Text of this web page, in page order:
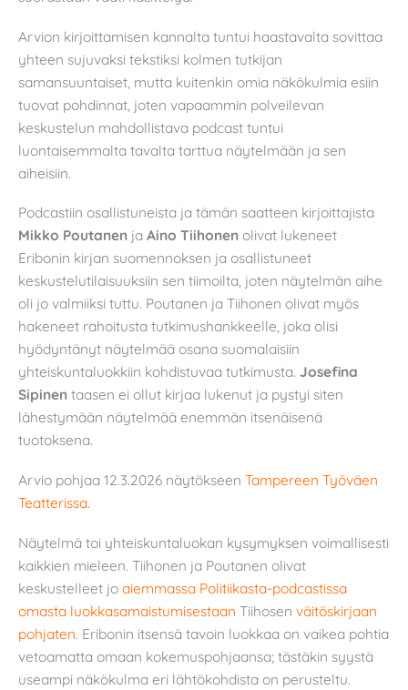
Arvion kirjoittamisen kannalta tuntui haastavalta sovittaa
yhteen sujuvaksi tekstiksi kolmen tutkijan
samansuuntaiset, mutta kuitenkin omia näkökulmia esiin
tuovat pohdinnat, joten vapaammin polveilevan
keskustelun mahdollistava podcast tuntui
luontaisemmalta tavalta tarttua näytelmään ja sen
aiheisiin.
Podcastiin osallistuneista ja tämän saatteen kirjoittajista
Mikko Poutanen ja Aino Tiihonen olivat lukeneet
Eribonin kirjan suomennoksen ja osallistuneet
keskustelutilaisuuksiin sen tiimoilta, joten näytelmän aihe
oli jo valmiiksi tuttu. Poutanen ja Tiihonen olivat myös
hakeneet rahoitusta tutkimushankkeelle, joka olisi
hyödyntänyt näytelmää osana suomalaisiin
yhteiskuntaluokkiin kohdistuvaa tutkimusta. Josefina
Sipinen taasen ei ollut kirjaa lukenut ja pystyi siten
lähestymään näytelmää enemmän itsenäisenä
tuotoksena.
Arvio pohjaa 12.3.2026 näytökseen Tampereen Työväen
Teatterissa.
Näytelmä toi yhteiskuntaluokan kysymyksen voimallisesti
kaikkien mieleen. Tiihonen ja Poutanen olivat
keskustelleet jo aiemmassa Politiikasta-podcastissa
omasta luokkasamaistumisestaan Tiihosen väitöskirjaan
pohjaten. Eribonin itsensä tavoin luokkaa on vaikea pohtia
vetoamatta omaan kokemuspohjaansa; tästäkin syystä
useampi näkökulma eri lähtökohdista on perusteltu.